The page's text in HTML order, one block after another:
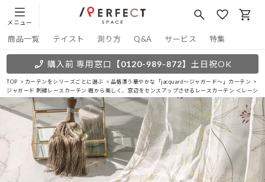
メニュー
商品一覧 テイスト 測り方 Q&A サービス 特集
購入前 専用窓口 【0120-989-872】 土日祝OK
TOP カーテンをシリーズごとに選ぶ
品格漂う華やかな「jacquard～ジャガード～」カーテン
ジャガード 刺繍レースカーテン 裾から美しく、窓辺をセンスアップさせるレースカーテン ＜レーシ